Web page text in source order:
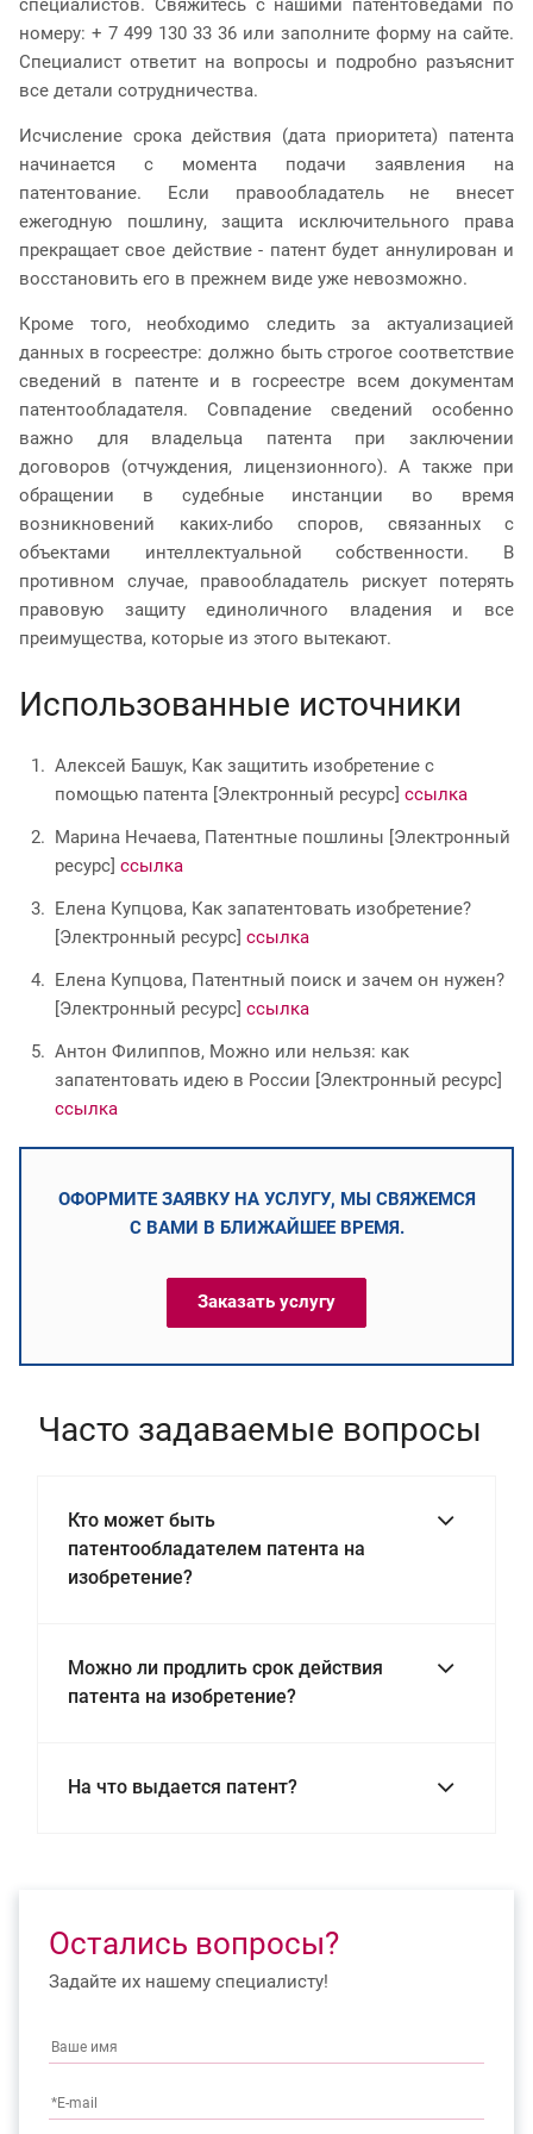
специалистов. Свяжитесь с нашими патентоведами по
номеру: + 7 499 130 33 36 или заполните форму на сайте.
Специалист ответит на вопросы и подробно разъяснит
все детали сотрудничества.
Исчисление срока действия (дата приоритета) патента
начинается с момента подачи заявления на
патентование. Если правообладатель не внесет
ежегодную пошлину, защита исключительного права
прекращает свое действие - патент будет аннулирован и
восстановить его в прежнем виде уже невозможно.
Кроме того, необходимо следить за актуализацией
данных в госреестре: должно быть строгое соответствие
сведений в патенте и в госреестре всем документам
патентообладателя. Совпадение сведений особенно
важно для владельца патента при заключении
договоров (отчуждения, лицензионного). А также при
обращении в судебные инстанции во время
возникновений каких-либо споров, связанных с
объектами интеллектуальной собственности. В
противном случае, правообладатель рискует потерять
правовую защиту единоличного владения и все
преимущества, которые из этого вытекают.
Использованные источники
Алексей Башук, Как защитить изобретение с
помощью патента [Электронный ресурс] ссылка
Марина Нечаева, Патентные пошлины [Электронный
ресурс] ссылка
Елена Купцова, Как запатентовать изобретение?
[Электронный ресурс] ссылка
Елена Купцова, Патентный поиск и зачем он нужен?
[Электронный ресурс] ссылка
Антон Филиппов, Можно или нельзя: как
запатентовать идею в России [Электронный ресурс]
ссылка
ОФОРМИТЕ ЗАЯВКУ НА УСЛУГУ, МЫ СВЯЖЕМСЯ
С ВАМИ В БЛИЖАЙШЕЕ ВРЕМЯ.
Заказать услугу
Часто задаваемые вопросы
Кто может быть
патентообладателем патента на
изобретение?
Можно ли продлить срок действия
патента на изобретение?
На что выдается патент?
Остались вопросы?
Задайте их нашему специалисту!